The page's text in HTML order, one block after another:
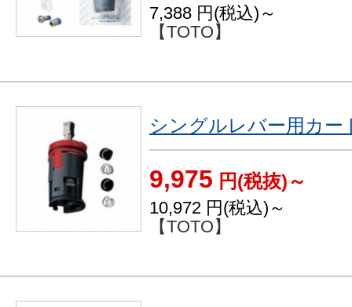
7,388 円(税込)～
【TOTO】
シングルレバー用カー
9,975 円(税抜)～
10,972 円(税込)～
【TOTO】